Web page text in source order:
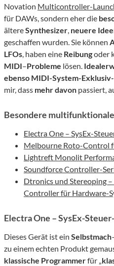
Novation Multicontroller-
für DAWs, sondern eher die
ältereSynthesizer, neuere
geschaffen wurden. Sie können
LFOs, haben eine Reibungoder
MIDI–Probleme lösen.
ebenso MIDI-System-
mir, dass mehr davon passiert,
Besondere
Electra One – SysEx-
Melbourne Roto-Control
Lightreft Monolit
Soundforce Controller-
Dtronics und Stereoping
Controller für Hardware-
Electra One – SysEx-
Dieses Gerät ist ein Selbstmach
zu einem echten Produkt
klassische Programmerfür „